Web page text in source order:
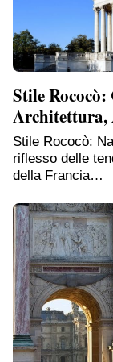
Stile
Architettura,
Stile Rococò:
riflesso delle
della Francia…